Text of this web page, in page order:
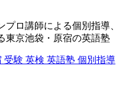
ロ講師による個別指導、
東京池袋・原宿の英語塾
受験 英検 英語塾 個別指導